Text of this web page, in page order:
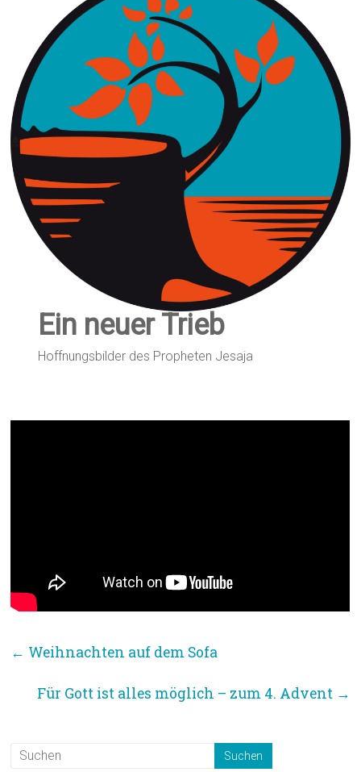
Ein neuer Trieb
Hoffnungsbilder des Propheten Jesaja
← Weihnachten auf dem Sofa
Für Gott ist alles möglich – zum 4. Advent →